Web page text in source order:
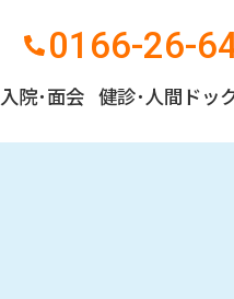
0166-26-
入院･面会 健診･人間ドッ